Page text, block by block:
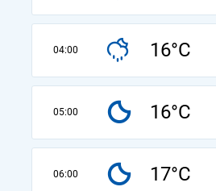
04:00 16°C
05:00 16°C
06:00 17°C